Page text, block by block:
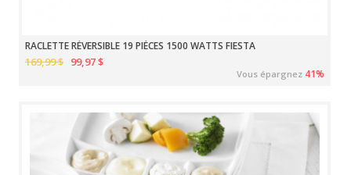
RACLETTE RÉVERSIBLE 19 PIÈCES 1500 WATTS FIESTA
169,99 $ 99,97 $
Vous épargnez 41%